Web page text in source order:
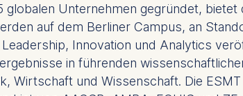
Unternehmen gegründet,
auf dem Berliner Campus, an
Innovation und Analytics
in führenden
Wirtschaft und Wissenschaft. Die
the bottom of the screen. For more
Legal Notice